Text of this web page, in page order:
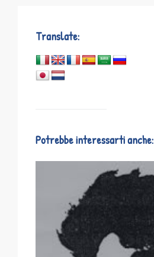
Translate:
Potrebbe interessarti anche: